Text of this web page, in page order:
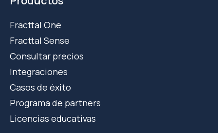
Fracttal One
Fracttal Sense
Consultar precios
Integraciones
Casos de éxito
Programa de partners
Licencias educativas